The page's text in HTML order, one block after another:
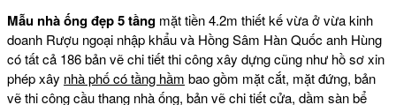
Mẫu nhà ống đẹp 5 tầng mặt tiền 4.2m thiết kế vừa ở vừa kinh
doanh Rượu ngoại nhập khẩu và Hồng Sâm Hàn Quốc anh Hùng
có tất cả 186 bản vẽ chi tiết thi công xây dựng cũng như hồ sơ xin
phép xây nhà phố có tầng hầm bao gồm mặt cắt, mặt đứng, bản
vẽ thi công cầu thang nhà ống, bản vẽ chi tiết cửa, dầm sàn bể